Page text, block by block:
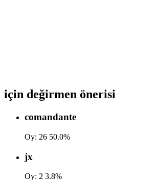
için değirmen önerisi
comandante
Oy: 26 50.0%
jx
Oy: 2 3.8%